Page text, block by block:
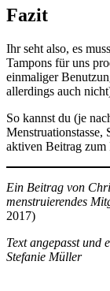
Fazit
Ihr seht also, es
Tampons für uns
einmaliger
allerdings auch
So kannst du (je
Menstruationstasse,
aktiven Beitrag zum
Ein Beitrag von
menstruierendes
2017)
Text angepasst
Stefanie Müller